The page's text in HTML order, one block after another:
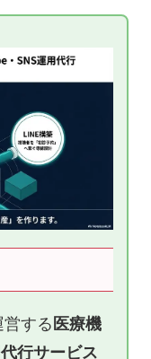
する医療機
行サービス